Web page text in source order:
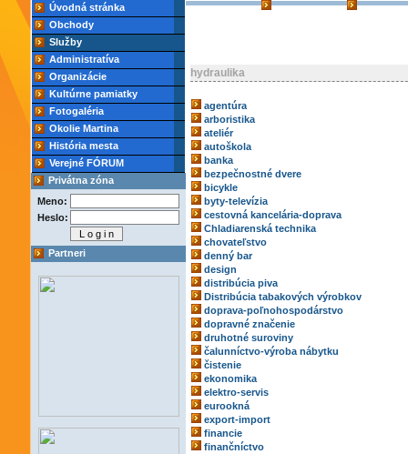
Úvodná stránka
Obchody
Služby
Administratíva
Organizácie
Kultúrne pamiatky
Fotogaléria
Okolie Martina
História mesta
Verejné FÓRUM
Privátna zóna
Meno:
Heslo:
Partneri
hydraulika
agentúra
arboristika
ateliér
autoškola
banka
bezpečnostné dvere
bicykle
byty-televízia
cestovná kancelária-doprava
Chladiarenská technika
chovateľstvo
denný bar
design
distribúcia piva
Distribúcia tabakových výrobkov
doprava-poľnohospodárstvo
dopravné značenie
druhotné suroviny
čalunníctvo-výroba nábytku
čistenie
ekonomika
elektro-servis
eurookná
export-import
financie
finančníctvo